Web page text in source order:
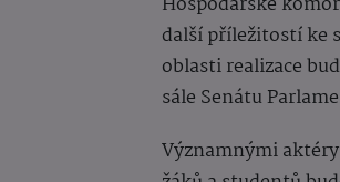
další příležitostí ke
oblasti realizace
sále Senátu
Významnými